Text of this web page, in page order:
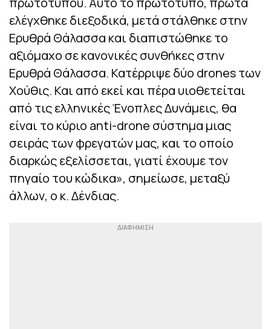
ελέγχθηκε διεξοδικά, μετά στάλθηκε στην
Ερυθρά Θάλασσα και διαπιστώθηκε το
αξιόμαχο σε κανονικές συνθήκες στην
Ερυθρά Θάλασσα. Κατέρριψε δύο drones των
Χούθις. Και από εκεί και πέρα υιοθετείται
από τις ελληνικές Ένοπλες Δυνάμεις, θα
είναι το κύριο anti-drone σύστημα μιας
σειράς των φρεγατών μας, και το οποίο
διαρκώς εξελίσσεται, γιατί έχουμε τον
πηγαίο του κώδικα», σημείωσε, μεταξύ
άλλων, ο κ. Δένδιας.